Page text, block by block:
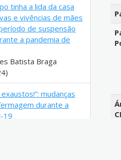
tinha a lida da casa
e vivências de mães
de suspensão
a pandemia de
Batista Braga
mudanças
durante a
19